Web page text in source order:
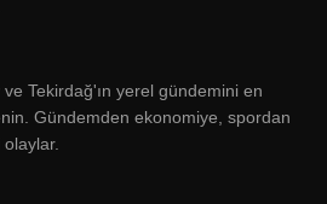
Tekirdağ'ın yerel gündemini en
Gündemden ekonomiye, spordan